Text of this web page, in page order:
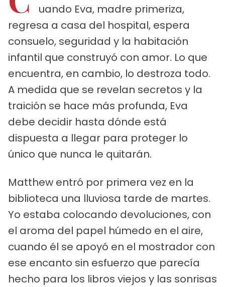
uando Eva, madre primeriza,
regresa a casa del hospital, espera
consuelo, seguridad y la habitación
infantil que construyó con amor. Lo que
encuentra, en cambio, lo destroza todo.
A medida que se revelan secretos y la
traición se hace más profunda, Eva
debe decidir hasta dónde está
dispuesta a llegar para proteger lo
único que nunca le quitarán.
Matthew entró por primera vez en la
biblioteca una lluviosa tarde de martes.
Yo estaba colocando devoluciones, con
el aroma del papel húmedo en el aire,
cuando él se apoyó en el mostrador con
ese encanto sin esfuerzo que parecía
hecho para los libros viejos y las sonrisas